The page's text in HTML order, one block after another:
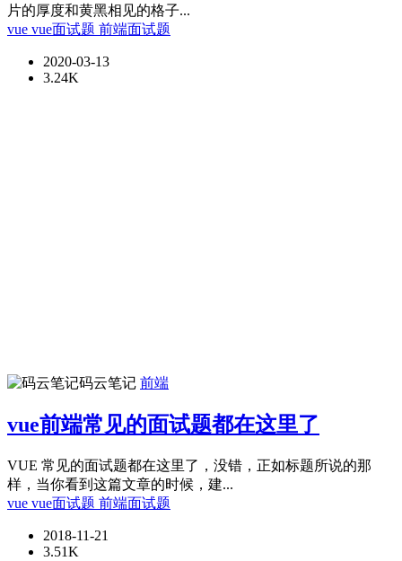
片的厚度和黄黑相见的格子...
vue vue面试题 前端面试题
2020-03-13
3.24K
码云笔记 前端
vue前端常见的面试题都在这里了
VUE 常见的面试题都在这里了，没错，正如标题所说的那
样，当你看到这篇文章的时候，建...
vue vue面试题 前端面试题
2018-11-21
3.51K